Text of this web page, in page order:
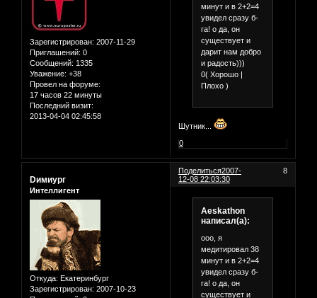
Зарегистрирован: 2007-11-29
Приглашений: 0
Сообщений: 1335
Уважение: +38
Провел на форуме:
17 часов 22 минуты
Последний визит:
2013-04-04 02:45:58
минут и в 2+2=4
увидел сразу б-
га! о да, он
существует и
дарит нам добро
и радость)))
0( Хорошо |
Плохо )
Шутник...
0
Поделиться 8
2007-
12-08 22:03:30
Dимиург
Интеллигент
Откуда: Екатеринбург
Зарегистрирован: 2007-10-23
Aeskathon
написал(а):
ооо, я
медитировал 38
минут и в 2+2=4
увидел сразу б-
га! о да, он
существует и